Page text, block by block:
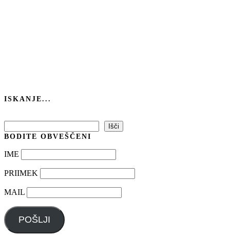
ISKANJE...
Išči
BODITE OBVEŠČENI
IME
PRIIMEK
MAIL
POŠLJI